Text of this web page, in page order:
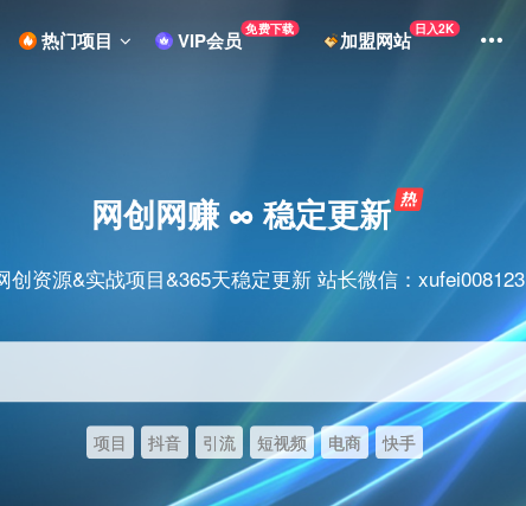
热门项目 VIP会员 免费下载 加盟网站 日入2K
网创网赚 ∞ 稳定更新
创资源&实战项目&365天稳定更新 站长微信：xufei008123
项目 抖音 引流 短视频 电商 快手